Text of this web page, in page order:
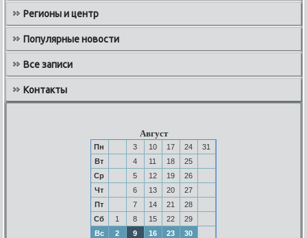
Регионы и центр
Популярные новости
Все записи
Контакты
Август
Пн 3 10 17 24
31
Вт
4 11 18
25
Ср
5 12 19
26
Чт
6 13 20
27
Пт
7 14 21
28
Сб
1 8 15 22
29
Вс
2 9 16 23 30